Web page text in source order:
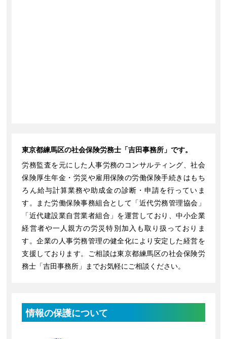
東京都練馬区の社会保険労務士「吉田事務所」です。
労務監査を元にした人事労務のコンサルティング、社会
保険厚生年金・労災や雇用保険の労働保険手続きはもち
ろん給与計算業務や助成金の診断・申請を行っていま
す。また労働保険事務組合として「近代労務管理協会」
「近代建設業自営業者組合」を運営しており、中小企業
経営者や一人親方の労災特別加入も取り扱っておりま
す。企業の人事労務管理の健全化により安定した経営を
支援しております。ご相談は東京都練馬区の社会保険労
務士「吉田事務所」までお気軽にご相談ください。
情報の保護について